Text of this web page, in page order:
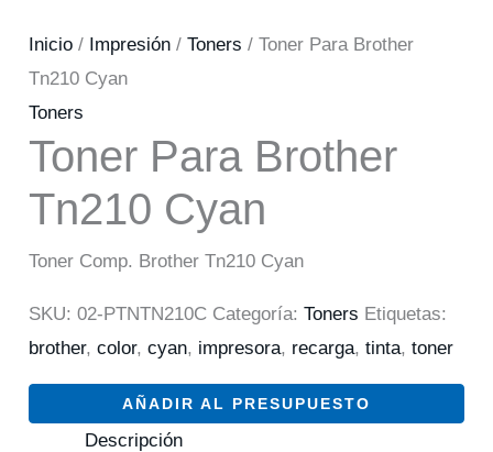
Inicio / Impresión /Toners / Toner Para Brother
Tn210 Cyan
Toners
Toner Para Brother
Tn210 Cyan
Toner Comp. Brother Tn210 Cyan
SKU:02-PTNTN210C Categoría:Toners Etiquetas:
brother,color,cyan, impresora, recarga,tinta,toner
AÑADIR AL PRESUPUESTO
Descripción